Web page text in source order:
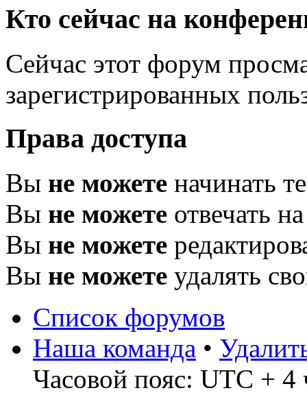
Кто сейчас на
Сейчас этот форум
зарегистрированных
Права доступа
Вы не можете начинать
Вы не можете отвечать
Вы не можете
Вы не можете удалять
Список форумов
Наша команда •
Часовой пояс: UTC + 4